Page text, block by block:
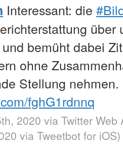
Interessant: die
über
bemüht dabei
ohne
Stellung
fghG1rdnnq
2020 via Twitter Web
via Tweetbot for iΟS)